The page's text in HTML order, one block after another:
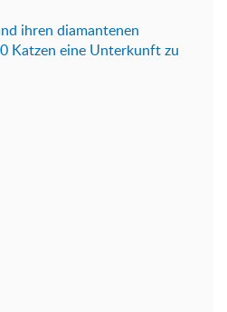
ihren diamantenen
Katzen eine Unterkunft zu